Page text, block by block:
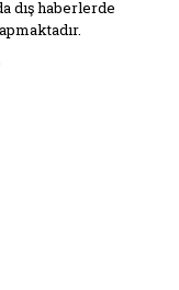
dış haberlerde